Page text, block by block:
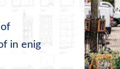
in enig